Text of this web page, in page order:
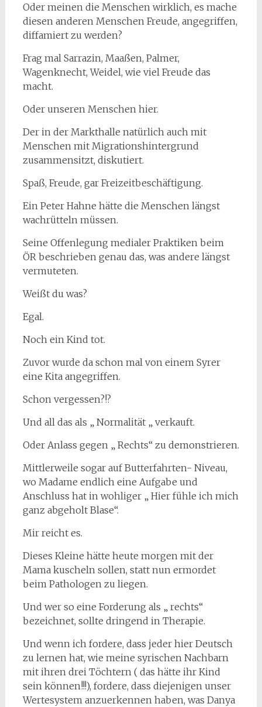
Oder meinen die Menschen wirklich, es mache
diesen anderen Menschen Freude, angegriffen,
diffamiert zu werden?
Frag mal Sarrazin, Maaßen, Palmer,
Wagenknecht, Weidel, wie viel Freude das
macht.
Oder unseren Menschen hier.
Der in der Markthalle natürlich auch mit
Menschen mit Migrationshintergrund
zusammensitzt, diskutiert.
Spaß, Freude, gar Freizeitbeschäftigung.
Ein Peter Hahne hätte die Menschen längst
wachrütteln müssen.
Seine Offenlegung medialer Praktiken beim
ÖR beschrieben genau das, was andere längst
vermuteten.
Weißt du was?
Egal.
Noch ein Kind tot.
Zuvor wurde da schon mal von einem Syrer
eine Kita angegriffen.
Schon vergessen?!?
Und all das als „ Normalität „ verkauft.
Oder Anlass gegen „ Rechts“ zu demonstrieren.
Mittlerweile sogar auf Butterfahrten- Niveau,
wo Madame endlich eine Aufgabe und
Anschluss hat in wohliger „ Hier fühle ich mich
ganz abgeholt Blase“.
Mir reicht es.
Dieses Kleine hätte heute morgen mit der
Mama kuscheln sollen, statt nun ermordet
beim Pathologen zu liegen.
Und wer so eine Forderung als „ rechts“
bezeichnet, sollte dringend in Therapie.
Und wenn ich fordere, dass jeder hier Deutsch
zu lernen hat, wie meine syrischen Nachbarn
mit ihren drei Töchtern ( das hätte ihr Kind
sein können!!!), fordere, dass diejenigen unser
Wertesystem anzuerkennen haben, was Danya